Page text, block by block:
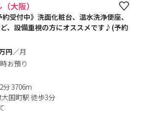
大阪）
受付中》洗面化粧台、温水洗浄便座、
、設備重視の方にオススメです♪(予約
円／月
お預り
分 3706m
国町駅 徒歩3分